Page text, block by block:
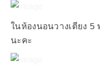
ในห้องนอนวางเตียง
นะคะ